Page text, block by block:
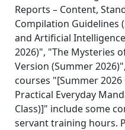
Reports – Content,
Compilation Guidelines
and Artificial
2026)", "The Mysteries
Version (Summer
courses "[Summer 2026
Practical Everyday
Class)]" include some
servant training hours.